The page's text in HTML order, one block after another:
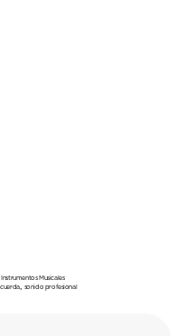
Instrumentos Musicales
, sonido profesional